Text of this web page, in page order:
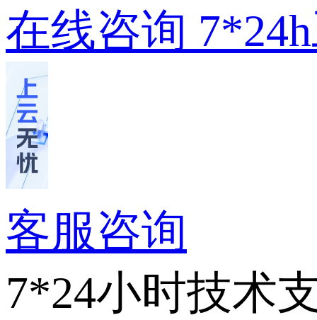
在线咨询
客服咨询
7*24小时技术